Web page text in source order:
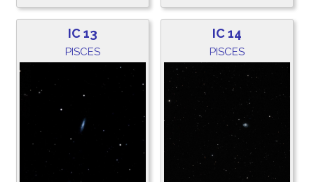
IC 13
PISCES
IC 14
PISCES